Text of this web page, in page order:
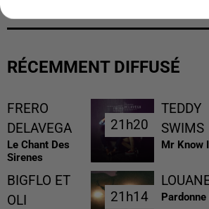
RÉCEMMENT DIFFUSÉ
FRERO
DELAVEGA
Le Chant Des
Sirenes
21h20
21h20
TEDDY
SWIMS
Mr Know
BIGFLO ET
OLI
21h14
21h14 Pardonne